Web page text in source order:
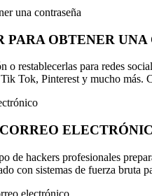
PARA OBTENER UNA
o restablecerlas para redes
Tok, Pinterest y mucho
de hackers profesionales
con sistemas de fuerza bruta